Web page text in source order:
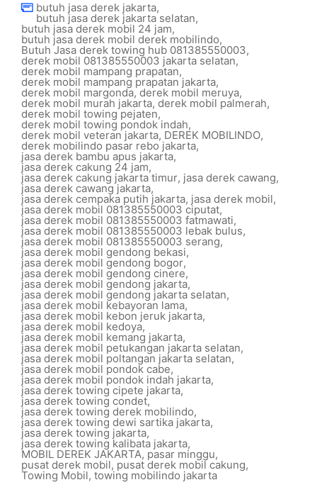
butuh jasa derek jakarta,
butuh jasa derek jakarta selatan,
butuh jasa derek mobil 24 jam,
butuh jasa derek mobil derek mobilindo,
Butuh Jasa derek towing hub 081385550003,
derek mobil 081385550003 jakarta selatan,
derek mobil mampang prapatan,
derek mobil mampang prapatan jakarta,
derek mobil margonda,derek mobil meruya,
derek mobil murah jakarta, derek mobil palmerah,
derek mobil towing pejaten,
derek mobil towing pondok indah,
derek mobil veteran jakarta, DEREK MOBILINDO,
derek mobilindo pasar rebo jakarta,
jasa derek bambu apus jakarta,
jasa derek cakung 24 jam,
jasa derek cakung jakarta timur, jasa derek cawang,
jasa derek cawang jakarta,
jasa derek cempaka putih jakarta, jasa derek mobil,
jasa derek mobil 081385550003 ciputat,
jasa derek mobil 081385550003 fatmawati,
jasa derek mobil 081385550003 lebak bulus,
jasa derek mobil 081385550003 serang,
jasa derek mobil gendong bekasi,
jasa derek mobil gendong bogor,
jasa derek mobil gendong cinere,
jasa derek mobil gendong jakarta,
jasa derek mobil gendong jakarta selatan,
jasa derek mobil kebayoran lama,
jasa derek mobil kebon jeruk jakarta,
jasa derek mobil kedoya,
jasa derek mobil kemang jakarta,
jasa derek mobil petukangan jakarta selatan,
jasa derek mobil poltangan jakarta selatan,
jasa derek mobil pondok cabe,
jasa derek mobil pondok indah jakarta,
jasa derek towing cipete jakarta,
jasa derek towing condet,
jasa derek towing derek mobilindo,
jasa derek towing dewi sartika jakarta,
jasa derek towing jakarta,
jasa derek towing kalibata jakarta,
MOBIL DEREK JAKARTA, pasar minggu,
pusat derek mobil, pusat derek mobil cakung,
Towing Mobil, towing mobilindo jakarta